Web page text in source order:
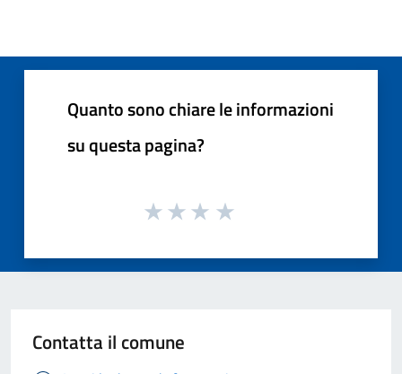
Quanto sono chiare le informazioni
su questa pagina?
Contatta il comune